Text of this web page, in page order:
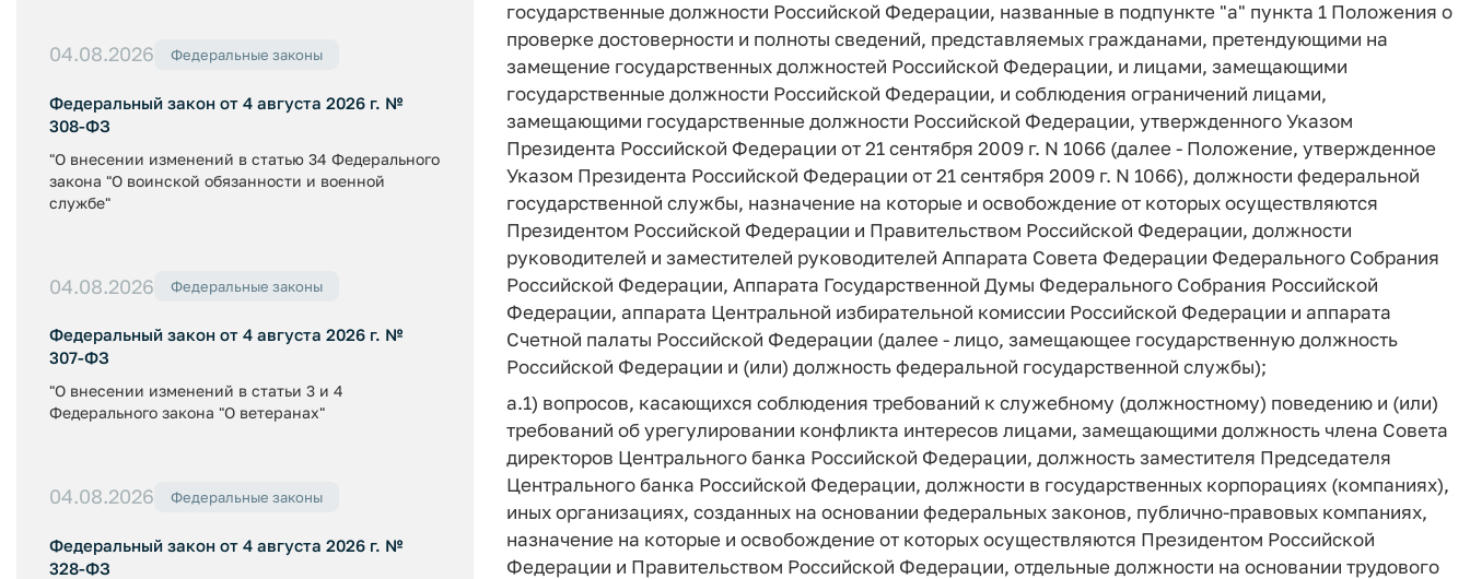
04.08.2026 Федеральные законы
Федеральный закон от 4 августа 2026 г. №
308-ФЗ
"О внесении изменений в статью 34 Федерального
закона "О воинской обязанности и военной
службе"
04.08.2026 Федеральные законы
Федеральный закон от 4 августа 2026 г. №
307-ФЗ
"О внесении изменений в статьи 3 и 4
Федерального закона "О ветеранах"
04.08.2026 Федеральные законы
Федеральный закон от 4 августа 2026 г. №
328-ФЗ
государственные должности Российской Федерации, названные в подпункте "а" пункта 1 Положения о
проверке достоверности и полноты сведений, представляемых гражданами, претендующими на
замещение государственных должностей Российской Федерации, и лицами, замещающими
государственные должности Российской Федерации, и соблюдения ограничений лицами,
замещающими государственные должности Российской Федерации, утвержденного Указом
Президента Российской Федерации от 21 сентября 2009 г. N 1066 (далее - Положение, утвержденное
Указом Президента Российской Федерации от 21 сентября 2009 г. N 1066), должности федеральной
государственной службы, назначение на которые и освобождение от которых осуществляются
Президентом Российской Федерации и Правительством Российской Федерации, должности
руководителей и заместителей руководителей Аппарата Совета Федерации Федерального Собрания
Российской Федерации, Аппарата Государственной Думы Федерального Собрания Российской
Федерации, аппарата Центральной избирательной комиссии Российской Федерации и аппарата
Счетной палаты Российской Федерации (далее - лицо, замещающее государственную должность
Российской Федерации и (или) должность федеральной государственной службы);
а.1) вопросов, касающихся соблюдения требований к служебному (должностному) поведению и (или)
требований об урегулировании конфликта интересов лицами, замещающими должность члена Совета
директоров Центрального банка Российской Федерации, должность заместителя Председателя
Центрального банка Российской Федерации, должности в государственных корпорациях (компаниях),
иных организациях, созданных на основании федеральных законов, публично-правовых компаниях,
назначение на которые и освобождение от которых осуществляются Президентом Российской
Федерации и Правительством Российской Федерации, отдельные должности на основании трудового